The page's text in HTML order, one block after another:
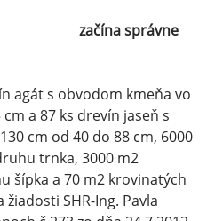
agát s obvodom kmeňa vo
a 87 ks drevín jaseň s
cm od 40 do 88 cm, 6000
trnka, 3000 m2
šípka a 70 m2 krovinatých
SHR-Ing. Pavla